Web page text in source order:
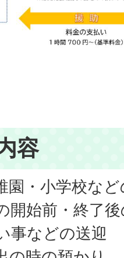
容
園・小学校な
開始前・終了
事などの送迎